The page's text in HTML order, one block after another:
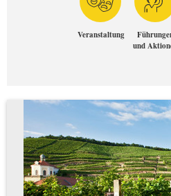
Veranstaltung
und